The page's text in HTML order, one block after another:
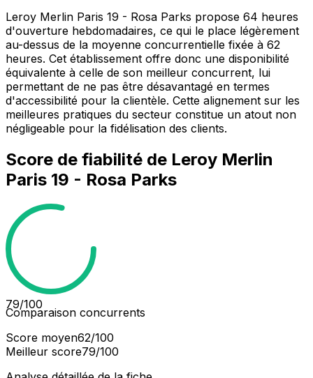
Leroy Merlin Paris 19 - Rosa Parks propose 64 heures
d'ouverture hebdomadaires, ce qui le place légèrement
au-dessus de la moyenne concurrentielle fixée à 62
heures. Cet établissement offre donc une disponibilité
équivalente à celle de son meilleur concurrent, lui
permettant de ne pas être désavantagé en termes
d'accessibilité pour la clientèle. Cette alignement sur les
meilleures pratiques du secteur constitue un atout non
négligeable pour la fidélisation des clients.
Score de fiabilité de Leroy Merlin
Paris 19 - Rosa Parks
79/100
Comparaison concurrents
Score moyen62/100
Meilleur score79/100